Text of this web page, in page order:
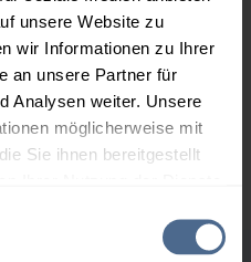
unsere Website zu
wir Informationen zu Ihrer
an unsere Partner für
Analysen weiter. Unsere
möglicherweise mit
Sie ihnen bereitgestellt
153,40 €
152,41 €
152,41 €
nach Ö-Norm C 1109 in € / 100
bei einer Lieferstelle.